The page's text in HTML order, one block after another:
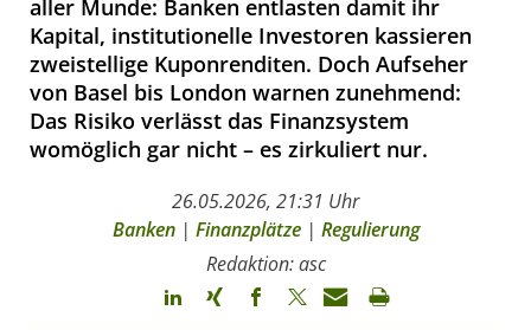
aller Munde: Banken entlasten damit ihr
Kapital, institutionelle Investoren kassieren
zweistellige Kuponrenditen. Doch Aufseher
von Basel bis London warnen zunehmend:
Das Risiko verlässt das Finanzsystem
womöglich gar nicht – es zirkuliert nur.
26.05.2026, 21:31 Uhr
Banken| Finanzplätze| Regulierung
Redaktion: asc